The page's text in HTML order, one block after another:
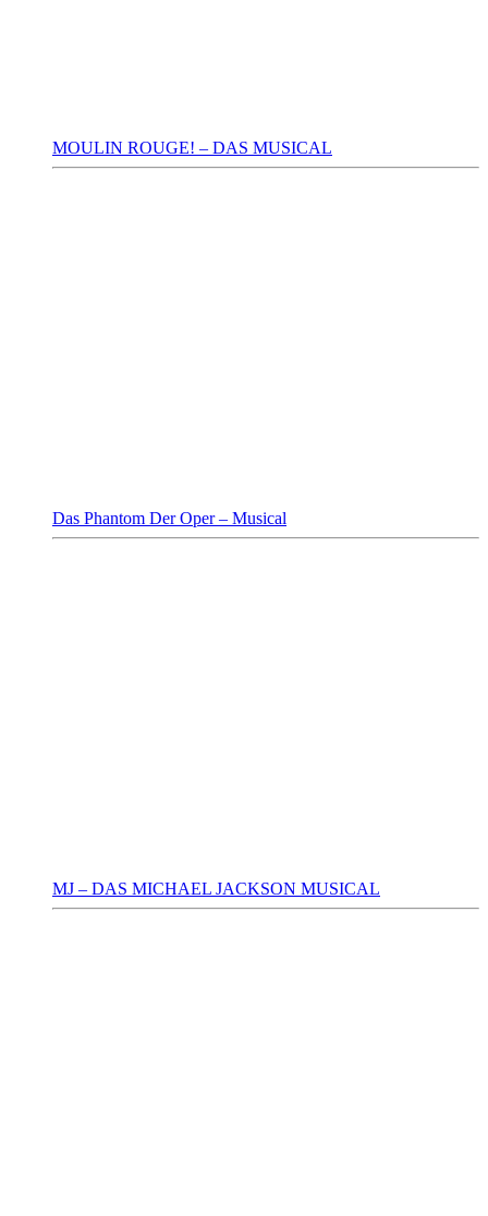
MOULIN ROUGE! – DAS MUSICAL
Das Phantom Der Oper – Musical
MJ – DAS MICHAEL JACKSON MUSICAL